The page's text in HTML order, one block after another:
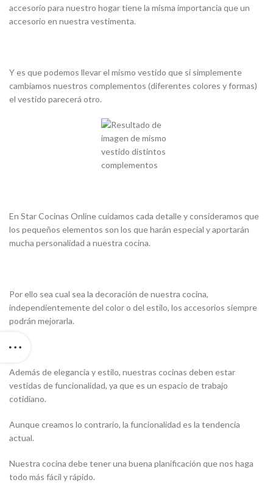
accesorio para nuestro hogar tiene la misma importancia que un
accesorio en nuestra vestimenta.
Y es que podemos llevar el mismo vestido que si simplemente
cambiamos nuestros complementos (diferentes colores y formas)
el vestido parecerá otro.
En Star Cocinas Online cuidamos cada detalle y consideramos que
los pequeños elementos son los que harán especial y aportarán
mucha personalidad a nuestra cocina.
Por ello sea cual sea la decoración de nuestra cocina,
independientemente del color o del estilo, los accesorios siempre
podrán mejorarla.
Además de elegancia y estilo, nuestras cocinas deben estar
vestidas de funcionalidad, ya que es un espacio de trabajo
cotidiano.
Aunque creamos lo contrario, la funcionalidad es la tendencia
actual.
Nuestra cocina debe tener una buena planificación que nos haga
todo más fácil y rápido.